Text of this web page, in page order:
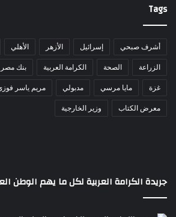
Tags
أشرف صبحي إسرائيل الأزهر الأهلي
الزراعة الصحة الكرامة العربية بنك مصر
غزة مايا مرسي مدبولي مريم ياسر
معرض الكتاب وزير الخارجية
جريدة الكرامة العربية لكل ما يهم الوطن